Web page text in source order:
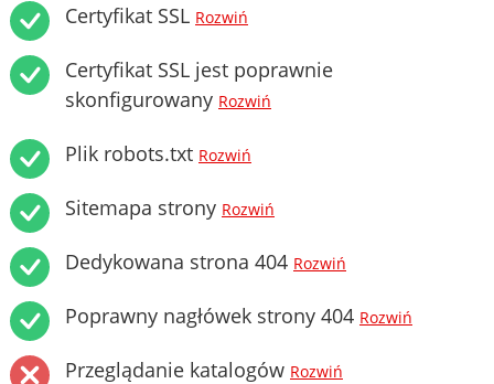
Certyfikat SSL Rozwiń
Certyfikat SSL jest poprawnie
skonfigurowany Rozwiń
Plik robots.txt Rozwiń
Sitemapa strony Rozwiń
Dedykowana strona 404 Rozwiń
Poprawny nagłówek strony 404 Rozwiń
Przeglądanie katalogów Rozwiń